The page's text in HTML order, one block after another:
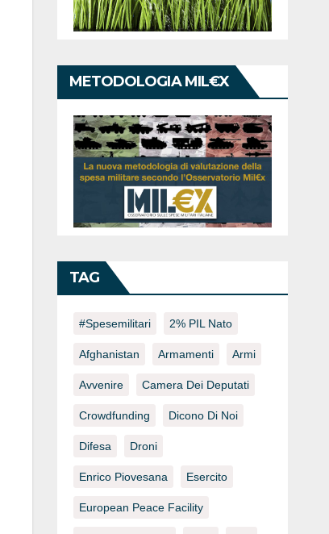
METODOLOGIA MIL€X
TAG
#spesemilitari 2% PIL Nato
Afghanistan Armamenti Armi
Avvenire Camera Dei Deputati
Crowdfunding Dicono Di Noi
Difesa Droni
Enrico Piovesana Esercito
European Peace Facility